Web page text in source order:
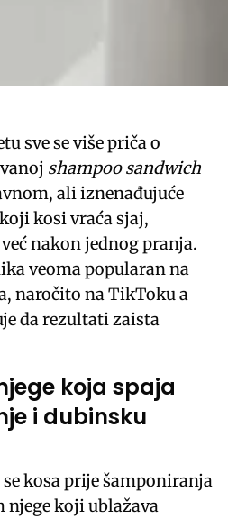
sve se više priča o
shampoo sandwich
ali iznenađujuće
kosi vraća sjaj,
nakon jednog pranja.
veoma popularan na
naročito na TikToku a
da rezultati zaista
koja spaja
i dubinsku
kosa prije šamponiranja
koji ublažava